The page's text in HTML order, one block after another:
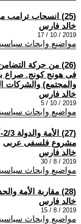
(25) انسحاب ترامب من سوريا: صراع قومى-قومى.
خالد فارس
2019 / 10 / 17
مواضيع وابحاث
(26) من حركة
فى هونج كونج. صراع
والمجتمع) والشركات
خالد فارس
2019 / 10 / 5
مواضيع وابحاث
مشروع فلسفى عربى
خالد فارس
2019 / 8 / 30
مواضيع وابحاث
(28) مقاربة الأمة والحداثة (2/3)
خالد فارس
2019 / 8 / 15
مواضيع وابحاث